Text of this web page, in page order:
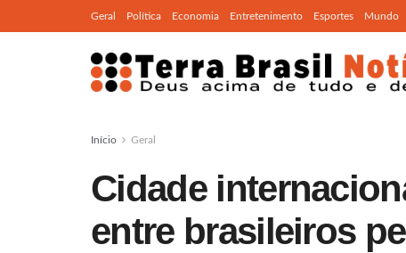
Geral Política Economia Entretenimento Esportes Mundo
Início Geral
Cidade
entre brasileiros